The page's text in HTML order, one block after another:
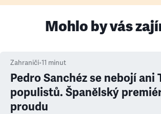
Mohlo by vás
Zahraničí•11 minut
Pedro Sanchéz se nebojí ani
populistů. Španělský
proudu